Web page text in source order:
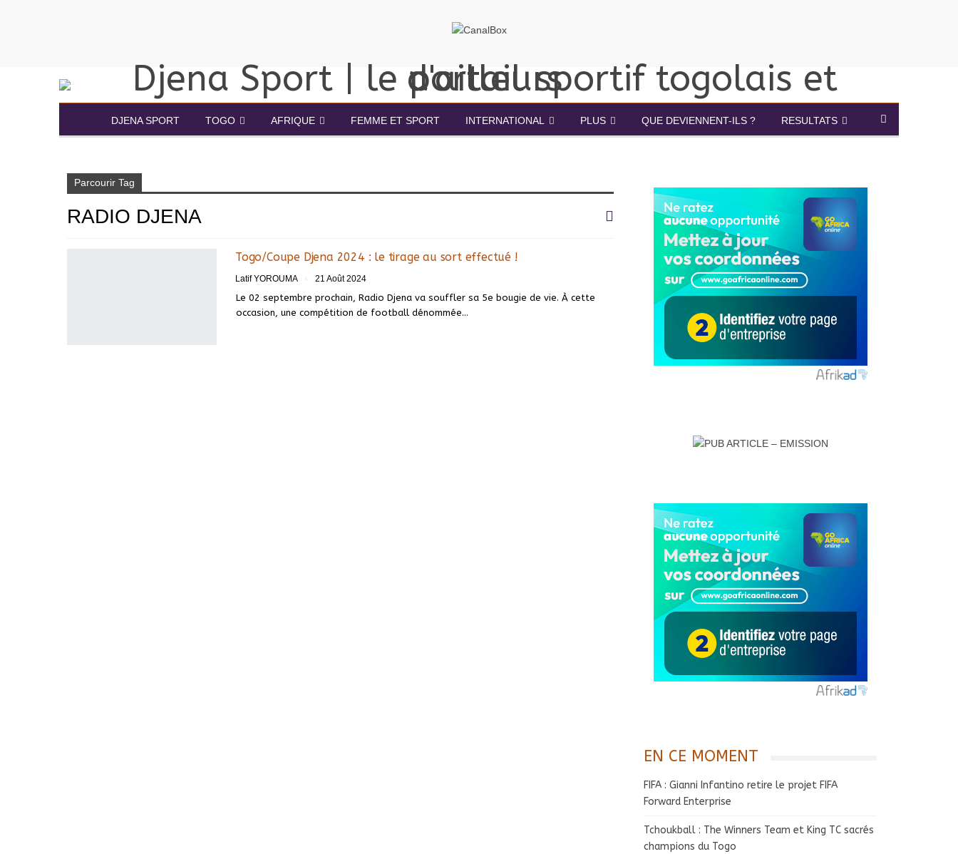
DJENA SPORT TOGO AFRIQUE FEMME ET SPORT INTERNATIONAL PLUS QUE DEVIENNENT-ILS ? RESULTATS
Parcourir Tag
RADIO DJENA
Togo/Coupe Djena 2024 : le tirage au sort effectué !
Latif YOROUMA 21 Août 2024
Le 02 septembre prochain, Radio Djena va souffler sa 5e bougie de vie. À cette
occasion, une compétition de football dénommée…
EN CE MOMENT
FIFA : Gianni Infantino retire le projet FIFA
Forward Enterprise
Tchoukball : The Winners Team et King TC sacrés
champions du Togo